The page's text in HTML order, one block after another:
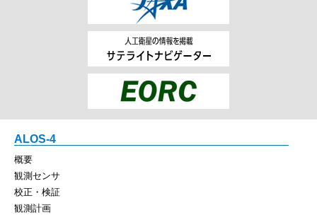
ALOS-4
概要
観測センサ
校正・検証
観測計画